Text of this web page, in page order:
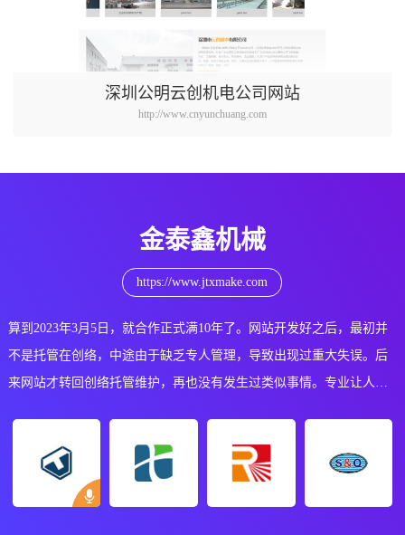
深圳公明云创机电公司网站
http://www.cnyunchuang.com
金泰鑫机械
https://www.jtxmake.com
算到2023年3月5日，就合作正式满10年了。网站开发好之后，最初并
不是托管在创络，中途由于缺乏专人管理，导致出现过重大失误。后
来网站才转回创络托管维护，再也没有发生过类似事情。专业让人放